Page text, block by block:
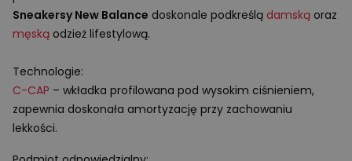
Sneakersy New Balance doskonale podkreślą damską oraz
męską odzież lifestylową.
Technologie:
C-CAP – wkładka profilowana pod wysokim ciśnieniem,
zapewnia doskonała amortyzację przy zachowaniu
lekkości.